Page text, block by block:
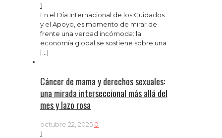
1
En el Día Internacional de los Cuidados
y el Apoyo, es momento de mirar de
frente una verdad incómoda: la
economía global se sostiene sobre una
[…]
Cáncer de mama y derechos sexuales:
una mirada interseccional más allá del
mes y lazo rosa
octubre 22, 2025 0
1